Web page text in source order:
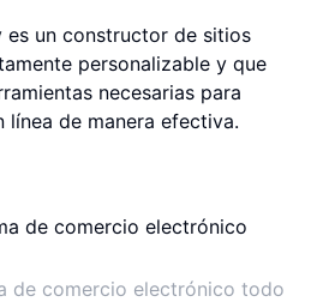
es un constructor de sitios
personalizable y que
necesarias para
línea de manera efectiva.
de comercio electrónico todo